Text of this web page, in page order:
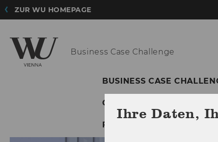
ZUR WU HOMEPAGE
Business Case Challenge
BUSINESS CASE
COACHING SESSIONS
FINDE DEIN TEAM
Ihre Daten,